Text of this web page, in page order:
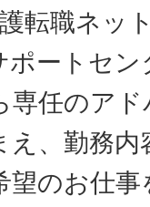
転職ネッ
ポートセ
専任のア
え、勤務内
望のお仕